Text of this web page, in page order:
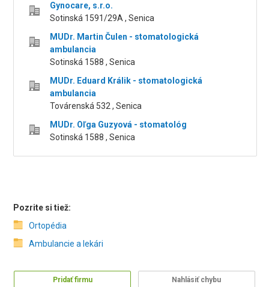
Gynocare, s.r.o.
Sotinská 1591/29A , Senica
MUDr. Martin Čulen - stomatologická
ambulancia
Sotinská 1588 , Senica
MUDr. Eduard Králik - stomatologická
ambulancia
Továrenská 532 , Senica
MUDr. Oľga Guzyová - stomatológ
Sotinská 1588 , Senica
Pozrite si tiež:
Ortopédia
Ambulancie a lekári
Pridať firmu Nahlásiť chybu